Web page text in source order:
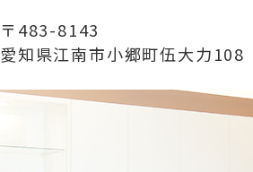
〒483-8143
愛知県江南市小郷町伍大力108